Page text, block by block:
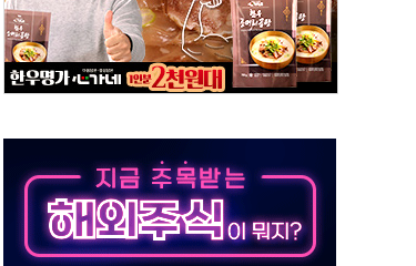
질환 여부 조사
집중 편성…체감온도 38도 넘으면 중단
' 전면 재검토 지시
소나기
스스로 원칙 뒤집는 것"
도, 곳곳 소나기
…피해자들 '범죄 사각지대' 우려